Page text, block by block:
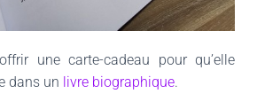
une carte-cadeau pour qu’elle
dans un livre biographique.